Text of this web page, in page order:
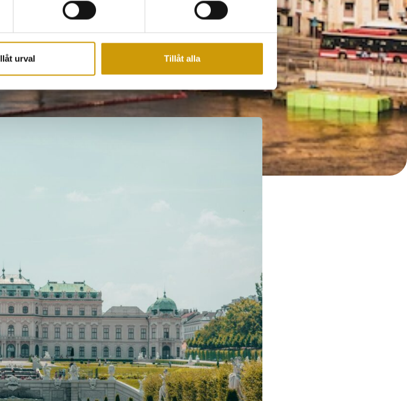
urval Tillåt alla